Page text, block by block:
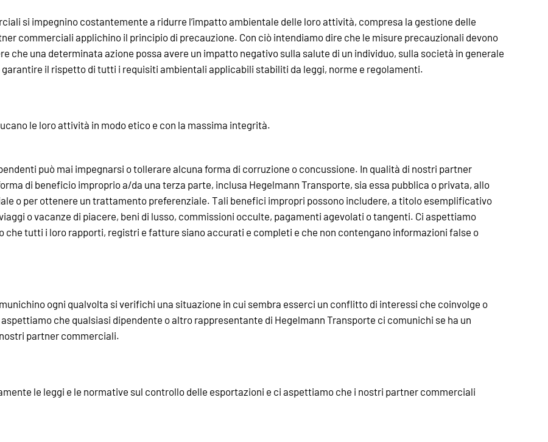
si impegnino costantemente a ridurre l’impatto ambientale delle loro attività, compresa la gestione delle
commerciali applichino il principio di precauzione. Con ciò intendiamo dire che le misure precauzionali devono
che una determinata azione possa avere un impatto negativo sulla salute di un individuo, sulla società in generale
il rispetto di tutti i requisiti ambientali applicabili stabiliti da leggi, norme e regolamenti.
le loro attività in modo etico e con la massima integrità.
può mai impegnarsi o tollerare alcuna forma di corruzione o concussione. In qualità di nostri partner
di beneficio improprio a/da una terza parte, inclusa Hegelmann Transporte, sia essa pubblica o privata, allo
o per ottenere un trattamento preferenziale. Tali benefici impropri possono includere, a titolo esemplificativo
o vacanze di piacere, beni di lusso, commissioni occulte, pagamenti agevolati o tangenti. Ci aspettiamo
tutti i loro rapporti, registri e fatture siano accurati e completi e che non contengano informazioni false o
ogni qualvolta si verifichi una situazione in cui sembra esserci un conflitto di interessi che coinvolge o
che qualsiasi dipendente o altro rappresentante di Hegelmann Transporte ci comunichi se ha un
partner commerciali.
le leggi e le normative sul controllo delle esportazioni e ci aspettiamo che i nostri partner commerciali